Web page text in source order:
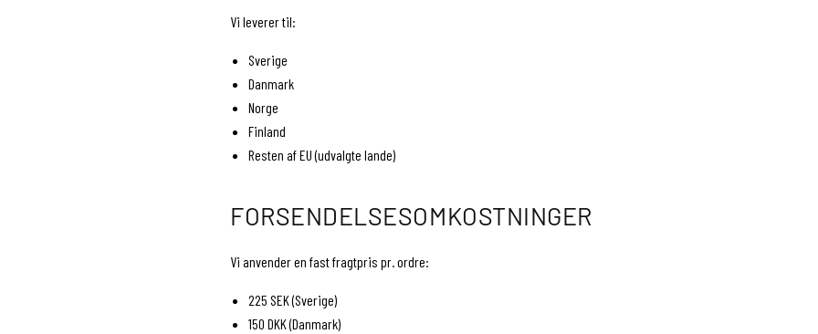
Vi leverer til:
Sverige
Danmark
Norge
Finland
Resten af ​​EU (udvalgte lande)
FORSENDELSESOMKOSTNINGER
Vi anvender en fast fragtpris pr. ordre:
225 SEK (Sverige)
150 DKK (Danmark)